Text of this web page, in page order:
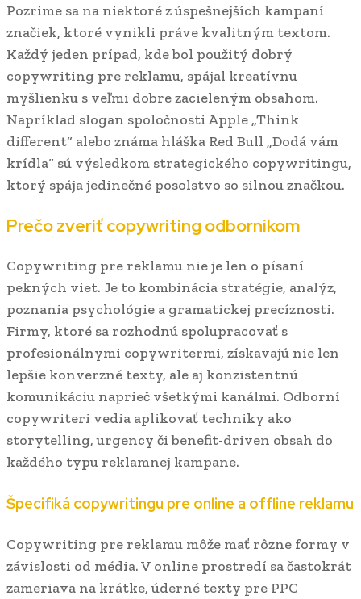
Pozrime sa na niektoré z úspešnejších kampaní
značiek, ktoré vynikli práve kvalitným textom.
Každý jeden prípad, kde bol použitý dobrý
copywriting pre reklamu, spájal kreatívnu
myšlienku s veľmi dobre zacieleným obsahom.
Napríklad slogan spoločnosti Apple „Think
different“ alebo známa hláška Red Bull „Dodá vám
krídla“ sú výsledkom strategického copywritingu,
ktorý spája jedinečné posolstvo so silnou značkou.
Prečo zveriť copywriting odborníkom
Copywriting pre reklamu nie je len o písaní
pekných viet. Je to kombinácia stratégie, analýz,
poznania psychológie a gramatickej precíznosti.
Firmy, ktoré sa rozhodnú spolupracovať s
profesionálnymi copywritermi, získavajú nie len
lepšie konverzné texty, ale aj konzistentnú
komunikáciu naprieč všetkými kanálmi. Odborní
copywriteri vedia aplikovať techniky ako
storytelling, urgency či benefit-driven obsah do
každého typu reklamnej kampane.
Špecifiká copywritingu pre online a offline reklamu
Copywriting pre reklamu môže mať rôzne formy v
závislosti od média. V online prostredí sa častokrát
zameriava na krátke, úderné texty pre PPC